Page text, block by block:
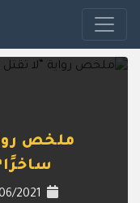
ملخص
2021